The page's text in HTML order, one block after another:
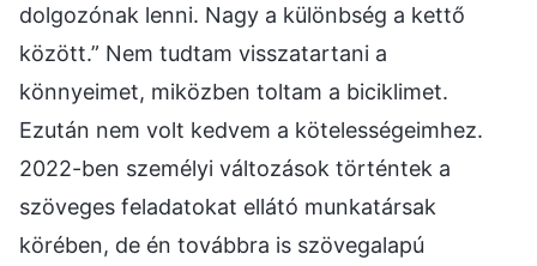
dolgozónak lenni. Nagy a különbség a kettő
között.” Nem tudtam visszatartani a
könnyeimet, miközben toltam a biciklimet.
Ezután nem volt kedvem a kötelességeimhez.
2022-ben személyi változások történtek a
szöveges feladatokat ellátó munkatársak
körében, de én továbbra is szövegalapú